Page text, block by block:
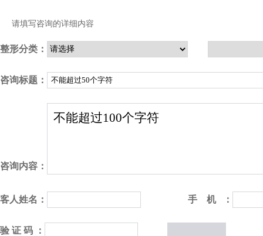
请填写咨询的详细内容
整形分类：
咨询标题：
咨询内容：
客人姓名： 手 机 ：
验 证 码 ：